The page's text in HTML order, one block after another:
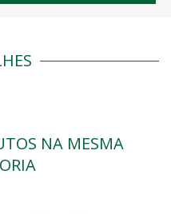
NA MESMA